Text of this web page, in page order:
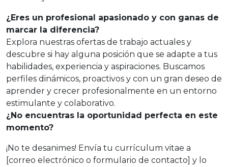
¿Eres un profesional apasionado y con ganas de
marcar la diferencia?
Explora nuestras ofertas de trabajo actuales y
descubre si hay alguna posición que se adapte a tus
habilidades, experiencia y aspiraciones. Buscamos
perfiles dinámicos, proactivos y con un gran deseo de
aprender y crecer profesionalmente en un entorno
estimulante y colaborativo.
¿No encuentras la oportunidad perfecta en este
momento?
¡No te desanimes! Envía tu currículum vitae a
[correo electrónico o formulario de contacto] y lo